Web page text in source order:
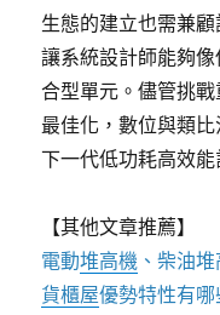
生態的建立也需兼
讓系統設計師能夠
合型單元。儘管挑
最佳化，數位與類
下一代低功耗高效
【其他文章推薦】
電動堆高機 、柴油
貨櫃屋優勢特性有哪